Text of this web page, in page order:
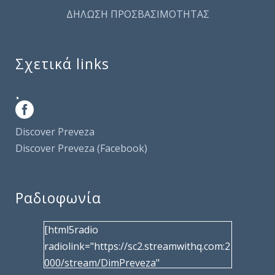
ΔΗΛΩΣΗ ΠΡΟΣΒΑΣΙΜΟΤΗΤΑΣ
Σχετικά links
.
Discover Preveza
Discover Preveza (Facebook)
Ραδιοφωνία
[html5radio
radiolink="https://sc2.streamwithq.com:2
000/stream/DimPreveza"